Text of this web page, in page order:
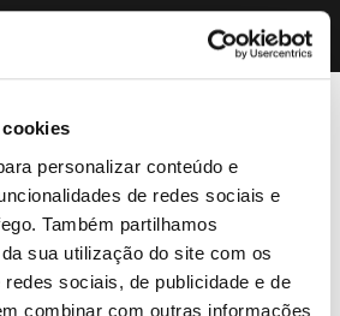
personalizar conteúdo e
de redes sociais e
Também partilhamos
sua utilização do site com os
sociais, de publicidade e de
combinar com outras informações